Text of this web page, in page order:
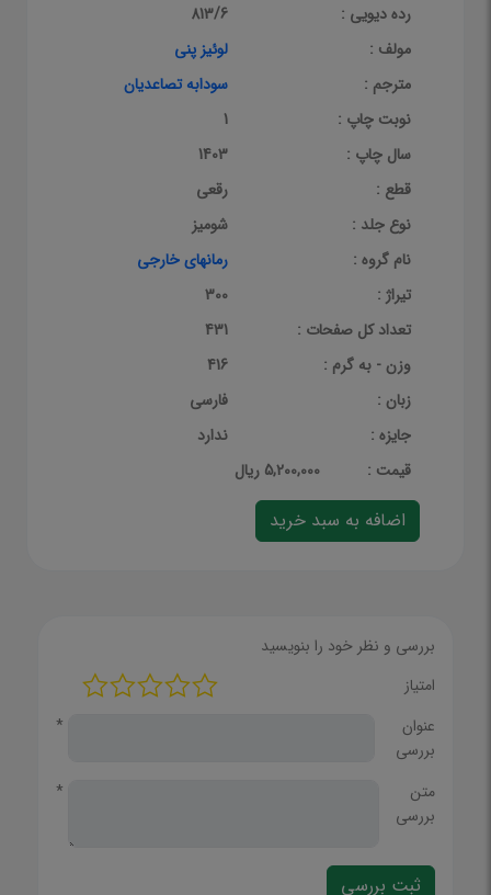
رده دیویی :
813/6
مولف :
لوئیز پنی
مترجم :
سودابه تصاعدیان
نوبت چاپ :
1
سال چاپ :
1403
قطع :
رقعی
نوع جلد :
شومیز
نام گروه :
رمانهای خارجی
تیراژ :
300
تعداد کل صفحات :
431
وزن - به گرم :
416
زبان :
فارسی
جایزه :
ندارد
قيمت :
5,200,000 ریال
بررسی و نظر خود را بنویسید
امتیاز
عنوان
بررسی
*
متن
بررسی
*